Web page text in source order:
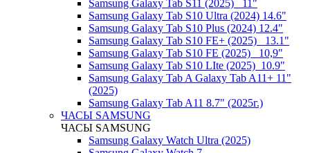
Samsung Galaxy Tab S11 (2025) _11"
Samsung Galaxy Tab S10 Ultra (2024) 14.6"
Samsung Galaxy Tab S10 Plus (2024) 12.4"
Samsung Galaxy Tab S10 FE+ (2025)_ 13.1"
Samsung Galaxy Tab S10 FE (2025)_ 10,9"
Samsung Galaxy Tab S10 LIte (2025)_10.9"
Samsung Galaxy Tab A Galaxy Tab A11+ 11"
(2025)
Samsung Galaxy Tab A11 8.7" (2025г.)
ЧАСЫ SAMSUNG
ЧАСЫ SAMSUNG
Samsung Galaxy Watch Ultra (2025)